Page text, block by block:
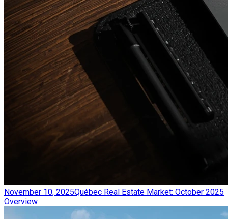
November 10, 2025Québec Real Estate Market: October 2025
Overview